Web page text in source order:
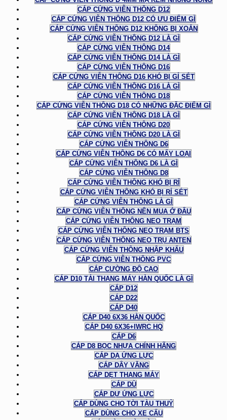
CÁP CỨNG VIỄN THÔNG D12
CÁP CỨNG VIỄN THÔNG D12 CÓ ƯU ĐIỂM GÌ
CÁP CỨNG VIỄN THÔNG D12 KHÔNG BỊ XOẮN
CÁP CỨNG VIỄN THÔNG D12 LÀ GÌ
CÁP CỨNG VIỄN THÔNG D14
CÁP CỨNG VIỄN THÔNG D14 LÀ GÌ
CÁP CỨNG VIỄN THÔNG D16
CÁP CỨNG VIỄN THÔNG D16 KHÓ BỊ GỈ SÉT
CÁP CỨNG VIỄN THÔNG D16 LÀ GÌ
CÁP CỨNG VIỄN THÔNG D18
CÁP CỨNG VIỄN THÔNG D18 CÓ NHỮNG ĐẶC ĐIỂM GÌ
CÁP CỨNG VIỄN THÔNG D18 LÀ GÌ
CÁP CỨNG VIỄN THÔNG D20
CÁP CỨNG VIỄN THÔNG D20 LÀ GÌ
CÁP CỨNG VIỄN THÔNG D6
CÁP CỨNG VIỄN THÔNG D6 CÓ MẤY LOẠI
CÁP CỨNG VIỄN THÔNG D6 LÀ GÌ
CÁP CỨNG VIỄN THÔNG D8
CÁP CỨNG VIỄN THÔNG KHÓ BỊ RỈ
CÁP CỨNG VIỄN THÔNG KHÓ BỊ RỈ SÉT
CÁP CỨNG VIỄN THÔNG LÀ GÌ
CÁP CỨNG VIỄN THÔNG NÊN MUA Ở ĐÂU
CÁP CỨNG VIỄN THÔNG NEO TRẠM
CÁP CỨNG VIỄN THÔNG NEO TRẠM BTS
CÁP CỨNG VIỄN THÔNG NEO TRỤ ANTEN
CÁP CỨNG VIỄN THÔNG NHẬP KHẨU
CÁP CỨNG VIỄN THÔNG PVC
CÁP CƯỜNG ĐỘ CAO
CÁP D10 TẢI THANG MÁY HÀN QUỐC LÀ GÌ
CÁP D12
CÁP D22
CÁP D40
CÁP D40 6X36 HÀN QUỐC
CÁP D40 6X36+IWRC HQ
CÁP D6
CÁP D8 BỌC NHỰA CHÍNH HÃNG
CÁP DẠ ỨNG LỰC
CÁP DÂY VĂNG
CÁP DẸT THANG MÁY
CÁP DÙ
CÁP DỰ ỨNG LỰC
CÁP DÙNG CHO TỜI TÀU THUỶ
CÁP DÙNG CHO XE CẨU